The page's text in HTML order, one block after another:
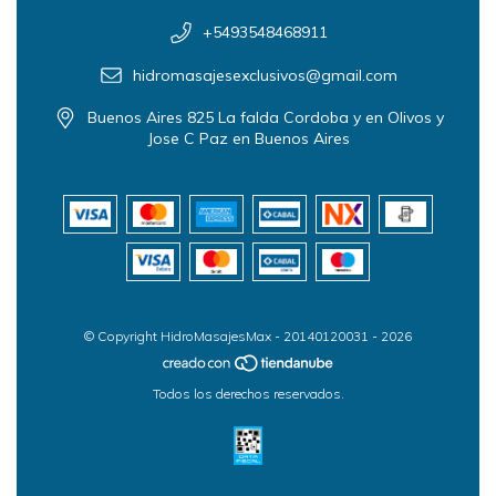
+5493548468911
hidromasajesexclusivos@gmail.com
Buenos Aires 825 La falda Cordoba y en Olivos y
Jose C Paz en Buenos Aires
© Copyright HidroMasajesMax - 20140120031 - 2026
Todos los derechos reservados.